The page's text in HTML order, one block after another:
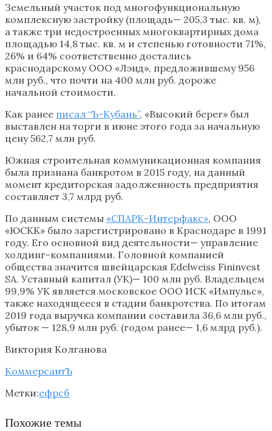
Земельный участок под многофункциональную
комплексную застройку (площадь— 205,3 тыс. кв. м),
а также три недостроенных многоквартирных дома
площадью 14,8 тыс. кв. м и степенью готовности 71%,
26% и 64% соответственно достались
краснодарскому ООО «Лэнд», предложившему 956
млн руб., что почти на 400 млн руб. дороже
начальной стоимости.
Как ранее писал “Ъ-Кубань”, «Высокий берег» был
выставлен на торги в июне этого года за начальную
цену 562,7 млн руб.
Южная строительная коммуникационная компания
была признана банкротом в 2015 году, на данный
момент кредиторская задолженность предприятия
составляет 3,7 млрд руб.
По данным системы «СПАРК-Интерфакс», ООО
«ЮСКК» было зарегистрировано в Краснодаре в 1991
году. Его основной вид деятельности— управление
холдинг-компаниями. Головной компанией
общества значится швейцарская Edelweiss Fininvest
SA. Уставный капитал (УК)— 100 млн руб. Владельцем
99,9% УК является московское ООО ИСК «Импульс»,
также находящееся в стадии банкротства. По итогам
2019 года выручка компании составила 36,6 млн руб.,
убыток — 128,9 млн руб. (годом ранее— 1,6 млрд руб.).
Виктория Колганова
КоммерсантЪ
Метки:ефрсб
Похожие темы